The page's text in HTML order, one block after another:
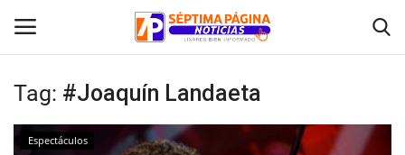
Inicio
Tag: #Joaquín Landaeta
Espectáculos